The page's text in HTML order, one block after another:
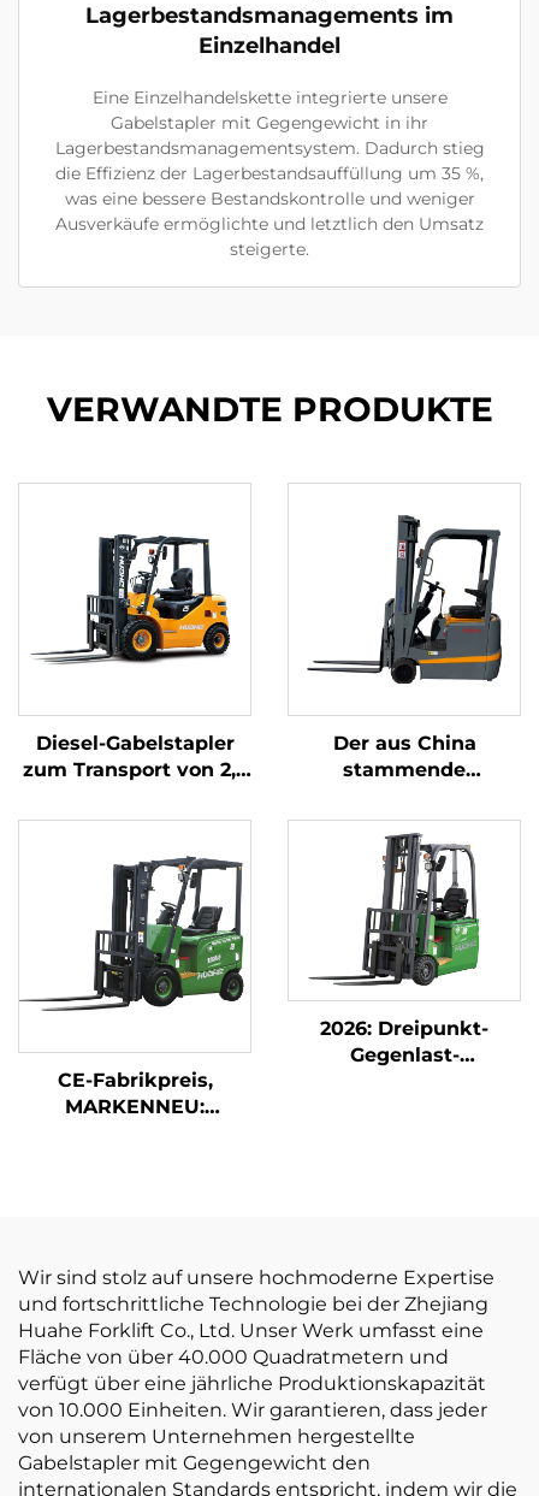
Lagerbestandsmanagements im
Einzelhandel
Eine Einzelhandelskette integrierte unsere
Gabelstapler mit Gegengewicht in ihr
Lagerbestandsmanagementsystem. Dadurch stieg
die Effizienz der Lagerbestandsauffüllung um 35 %,
was eine bessere Bestandskontrolle und weniger
Ausverkäufe ermöglichte und letztlich den Umsatz
steigerte.
VERWANDTE PRODUKTE
Diesel-Gabelstapler
zum Transport von 2,5
einfacher Bedienung
einer Höhe von 4 m
Der aus China
stammende
gewichtsoptimierte
Lithium-Batterie-
Gabelstapler mit 1,0
Tonne Tragfähigkeit
ist preisgünstig.
CE-Fabrikpreis,
MARKENNEU:
mm für
Geländefahrten
2026: Dreipunkt-
Gegenlast-
Wir sind stolz auf unsere hochmoderne Expertise
und fortschrittliche Technologie bei der Zhejiang
Huahe Forklift Co., Ltd. Unser Werk umfasst eine
Fläche von über 40.000 Quadratmetern und
verfügt über eine jährliche Produktionskapazität
von 10.000 Einheiten. Wir garantieren, dass jeder
von unserem Unternehmen hergestellte
Gabelstapler mit Gegengewicht den
internationalen Standards entspricht, indem wir die